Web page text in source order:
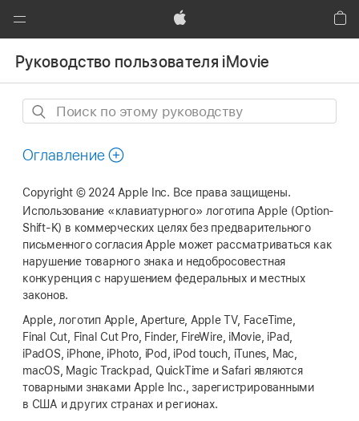
Открыть
меню
Apple
Руководство пользователя iMovie
Поиск
этому
Оглавление
Copyright © 2024 Apple Inc. Все права защищены.
Использование «клавиатурного» логотипа Apple (Option-
Shift‑K) в коммерческих целях без предварительного
письменного согласия Apple может рассматриваться как
нарушение товарного знака и недобросовестная
конкуренция с нарушением федеральных и местных
законов.
Apple, логотип Apple, Aperture, Apple TV, FaceTime,
Final Cut, Final Cut Pro, Finder, FireWire, iMovie, iPad,
iPadOS, iPhone, iPhoto, iPod, iPod touch, iTunes, Mac,
macOS, Magic Trackpad, QuickTime и Safari являются
товарными знаками Apple Inc., зарегистрированными
в США и других странах и регионах.